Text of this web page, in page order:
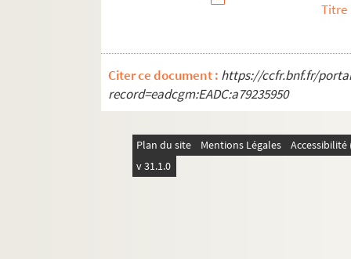
Titre
Citer ce document : https://ccfr.bnf.fr/
record=eadcgm:EADC:a79235950
Plan du site Mentions Légales
v 31.1.0